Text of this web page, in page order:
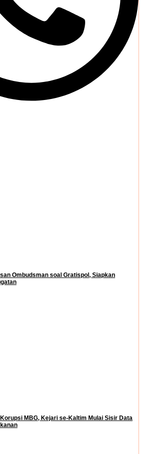
Ombudsman soal Gratispol, Siapkan
MBG, Kejari se-Kaltim Mulai Sisir Data